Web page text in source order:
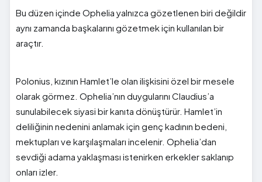
Bu düzen içinde Ophelia yalnızca gözetlenen biri değildir
aynı zamanda başkalarını gözetmek için kullanılan bir
araçtır.
Polonius, kızının Hamlet’le olan ilişkisini özel bir mesele
olarak görmez. Ophelia’nın duygularını Claudius’a
sunulabilecek siyasi bir kanıta dönüştürür. Hamlet’in
deliliğinin nedenini anlamak için genç kadının bedeni,
mektupları ve karşılaşmaları incelenir. Ophelia’dan
sevdiği adama yaklaşması istenirken erkekler saklanıp
onları izler.